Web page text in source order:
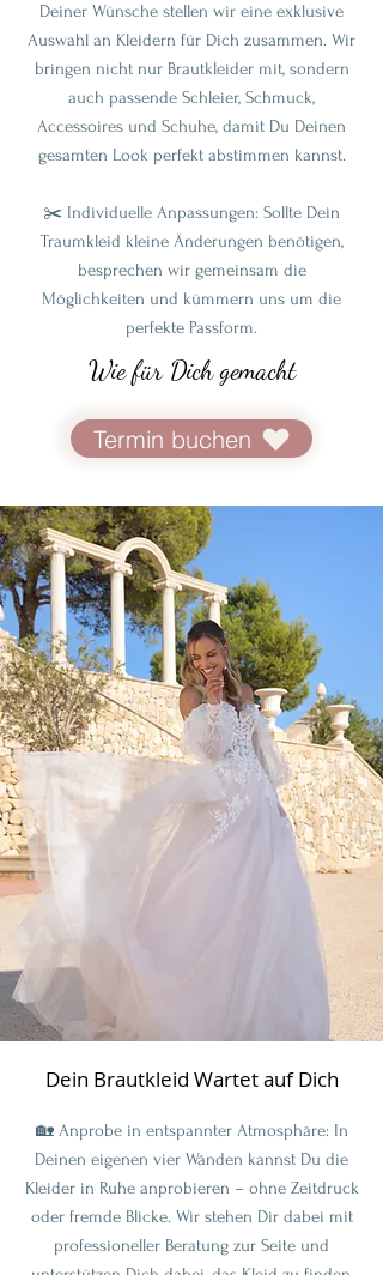
Deiner Wünsche stellen wir eine exklusive
Auswahl an Kleidern für Dich zusammen. Wir
bringen nicht nur Brautkleider mit, sondern
auch passende Schleier, Schmuck,
Accessoires und Schuhe, damit Du Deinen
gesamten Look perfekt abstimmen kannst.
✂️ Individuelle Anpassungen: Sollte Dein
Traumkleid kleine Änderungen benötigen,
besprechen wir gemeinsam die
Möglichkeiten und kümmern uns um die
perfekte Passform.
Wie für Dich gemacht
Termin buchen
Dein Brautkleid Wartet auf Dich
🏡 Anprobe in entspannter Atmosphäre: In
Deinen eigenen vier Wänden kannst Du die
Kleider in Ruhe anprobieren – ohne Zeitdruck
oder fremde Blicke. Wir stehen Dir dabei mit
professioneller Beratung zur Seite und